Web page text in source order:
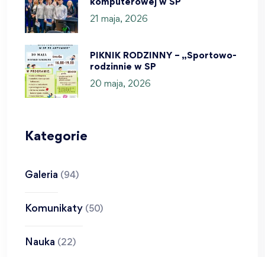
komputerowej w SP
21 maja, 2026
PIKNIK RODZINNY – „Sportowo-
rodzinnie w SP
20 maja, 2026
Kategorie
Galeria (94)
Komunikaty (50)
Nauka (22)